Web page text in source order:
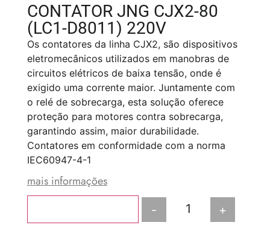
CONTATOR JNG CJX2-80
(LC1-D8011) 220V
Os contatores da linha CJX2, são dispositivos
eletromecânicos utilizados em manobras de
circuitos elétricos de baixa tensão, onde é
exigido uma corrente maior. Juntamente com
o relé de sobrecarga, esta solução oferece
proteção para motores contra sobrecarga,
garantindo assim, maior durabilidade.
Contatores em conformidade com a norma
IEC60947-4-1
mais informações
- +